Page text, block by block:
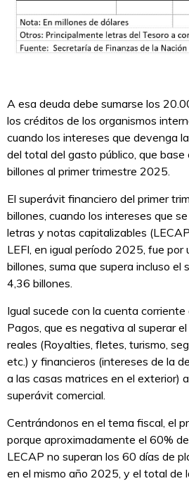
A esa deuda debe sumarse los
los créditos de los organismos
cuando los intereses que devenga
del total del gasto público, que
billones al primer trimestre 2025.
El superávit financiero del primer
billones, cuando los intereses que
letras y notas capitalizables
LEFI, en igual período 2025, fue
billones, suma que supera incluso el
4,36 billones.
Igual sucede con la cuenta
Pagos, que es negativa al superar
reales (Royalties, fletes, turismo,
etc.) y financieros (intereses de la
a las casas matrices en el exterior)
superávit comercial.
Centrándonos en el tema fiscal, el
porque aproximadamente el 60%
LECAP no superan los 60 días de
en el mismo año 2025, y el total de